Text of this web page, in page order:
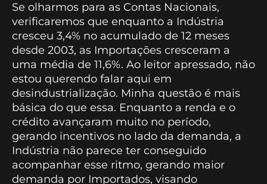
Se olharmos para as Contas Nacionais,
verificaremos que enquanto a Indústria
cresceu 3,4% no acumulado de 12 meses
desde 2003, as Importações cresceram a
uma média de 11,6%. Ao leitor apressado, não
estou querendo falar aqui em
desindustrialização. Minha questão é mais
básica do que essa. Enquanto a renda e o
crédito avançaram muito no período,
gerando incentivos no lado da demanda, a
Indústria não parece ter conseguido
acompanhar esse ritmo, gerando maior
demanda por Importados, visando